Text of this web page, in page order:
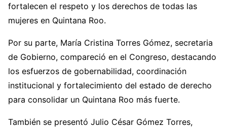
fortalecen el respeto y los derechos de todas las
mujeres en Quintana Roo.
Por su parte, María Cristina Torres Gómez, secretaria
de Gobierno, compareció en el Congreso, destacando
los esfuerzos de gobernabilidad, coordinación
institucional y fortalecimiento del estado de derecho
para consolidar un Quintana Roo más fuerte.
También se presentó Julio César Gómez Torres,